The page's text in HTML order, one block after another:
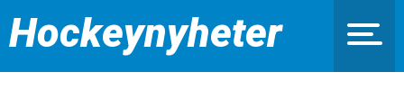
Hockeynyheter